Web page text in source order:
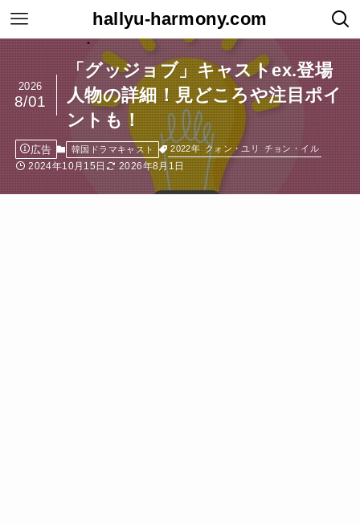
hallyu-harmony.com
「グッジョブ」キャストex.登場
人物の詳細！見どころや注目ポイ
ントも！
2026
8/01
広告 韓国ドラマキャスト 2022年 クォン・ユリ チョン・イル
2024年10月15日 2026年8月1日